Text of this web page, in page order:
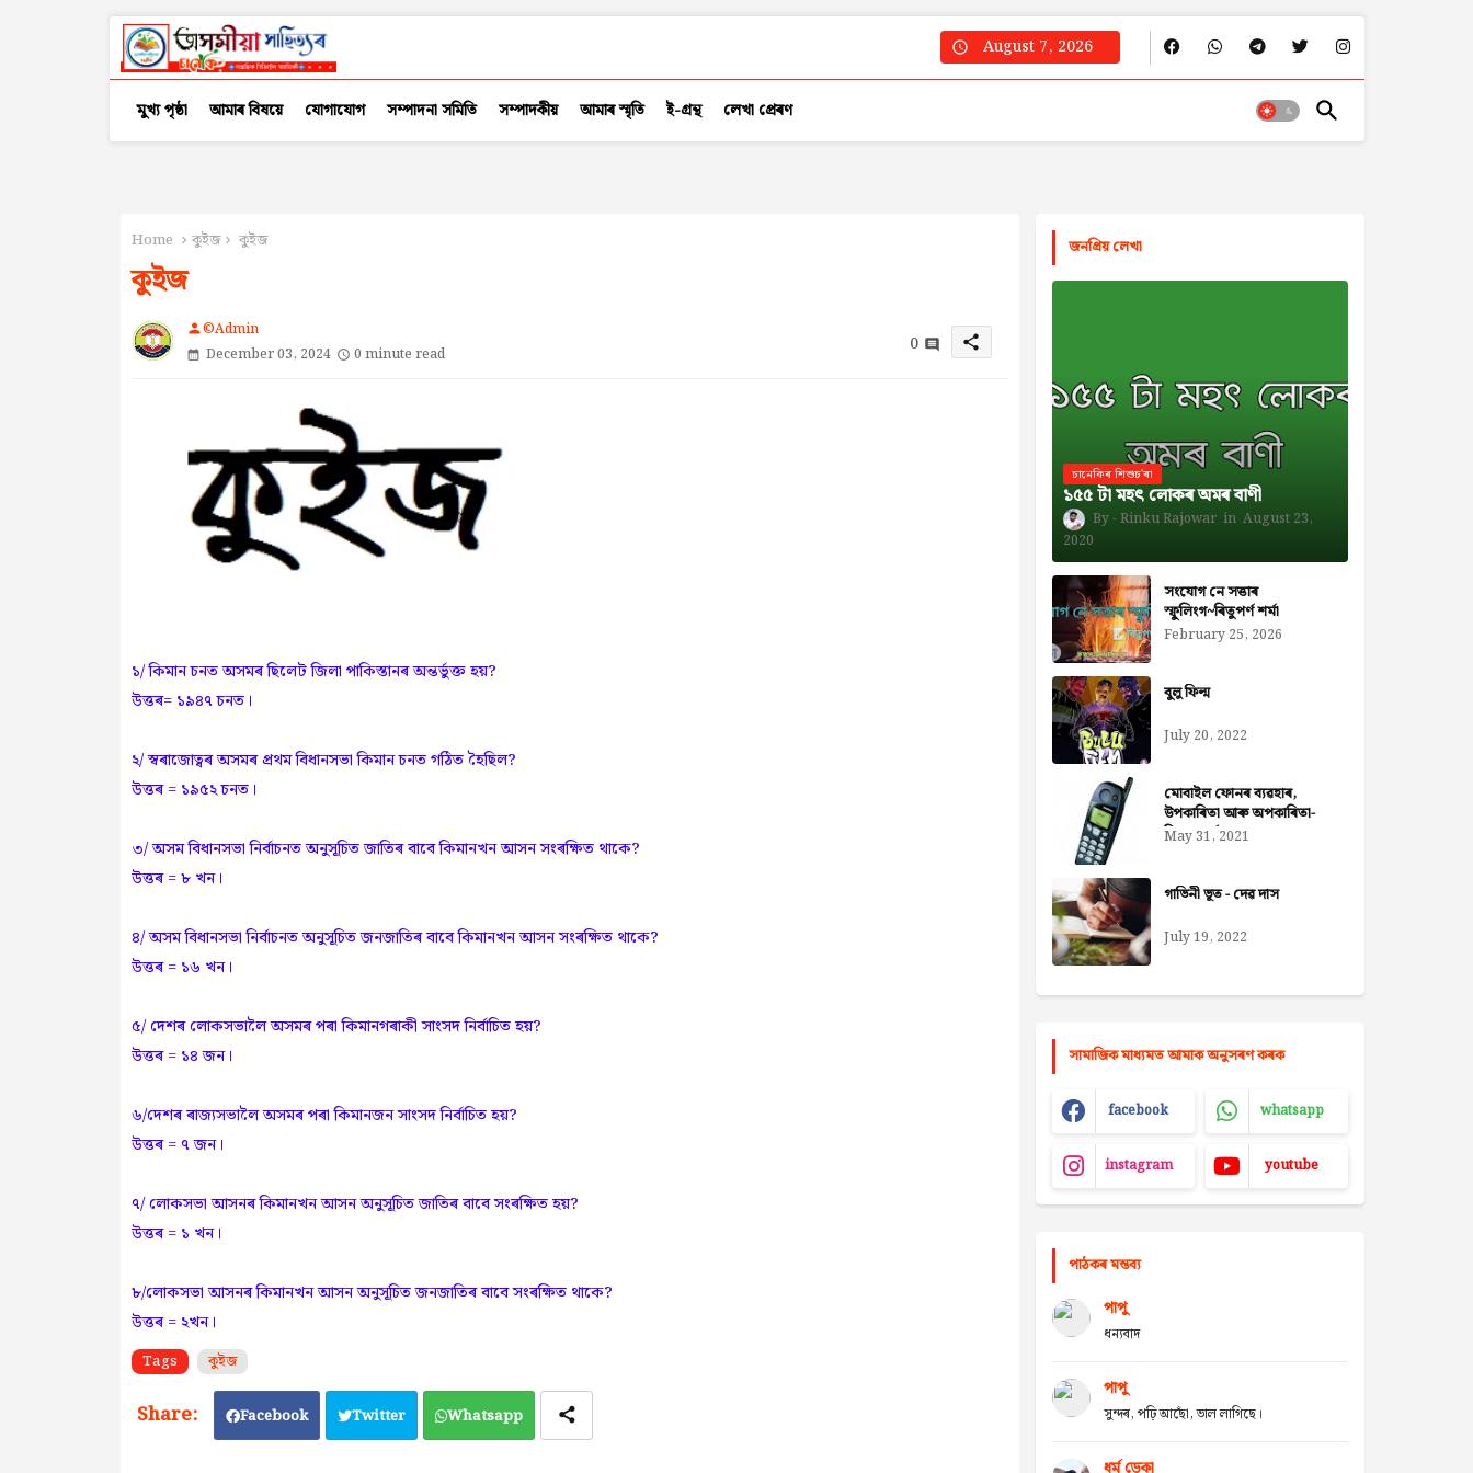
August 7, 2026
মুখ্য পৃষ্ঠা আমাৰ বিষয়ে যোগাযোগ সম্পাদনা সমিতি সম্পাদকীয় আমাৰ স্মৃতি ই-গ্ৰন্থ লেখা প্ৰেৰণ
Home কুইজ কুইজ
কুইজ
person©Admin
December 03, 2024
0 minute read 0 share
১/ কিমান চনত অসমৰ ছিলেট জিলা পাকিস্তানৰ অন্তৰ্ভুক্ত হয়?
উত্তৰ= ১৯৪৭ চনত।
২/ স্বৰাজোত্বৰ অসমৰ প্ৰথম বিধানসভা কিমান চনত গঠিত হৈছিল?
উত্তৰ = ১৯৫২ চনত।
৩/ অসম বিধানসভা নিৰ্বাচনত অনুসূচিত জাতিৰ বাবে কিমানখন আসন সংৰক্ষিত থাকে?
উত্তৰ = ৮ খন।
৪/ অসম বিধানসভা নিৰ্বাচনত অনুসূচিত জনজাতিৰ বাবে কিমানখন আসন সংৰক্ষিত থাকে?
উত্তৰ = ১৬ খন।
৫/ দেশৰ লোকসভালৈ অসমৰ পৰা কিমানগৰাকী সাংসদ নিৰ্বাচিত হয়?
উত্তৰ = ১৪ জন।
৬/দেশৰ ৰাজ্যসভালৈ অসমৰ পৰা কিমানজন সাংসদ নিৰ্বাচিত হয়?
উত্তৰ = ৭ জন।
৭/ লোকসভা আসনৰ কিমানখন আসন অনুসূচিত জাতিৰ বাবে সংৰক্ষিত হয়?
উত্তৰ = ১ খন।
৮/লোকসভা আসনৰ কিমানখন আসন অনুসূচিত জনজাতিৰ বাবে সংৰক্ষিত থাকে?
উত্তৰ = ২খন।
Tags কুইজ
Facebook Twitter Whatsapp
জনপ্রিয় লেখা
চানেকিৰ শিশুচ'ৰা
১৫৫ টা মহৎ লোকৰ অমৰ বাণী
Rinku Rajowar
August 23,
2020
সংযোগ নে সত্তাৰ
স্ফুলিংগ~ৰিতুপৰ্ণ শৰ্মা
February 25, 2026
বুলু ফিল্ম
July 20, 2022
মোবাইল ফোনৰ ব্যৱহাৰ,
উপকাৰিতা আৰু অপকাৰিতা-
নিজৰা বৰ্মন ডেকা
May 31, 2021
গাভিনী ভূত - দেৱ দাস
July 19, 2022
সামাজিক মাধ্যমত আমাক অনুসৰণ কৰক
facebook whatsapp
instagram youtube
পাঠকৰ মন্তব্য
পাপু
ধন্যবাদ
পাপু
সুন্দৰ, পঢ়ি আছোঁ, ভাল লাগিছে।